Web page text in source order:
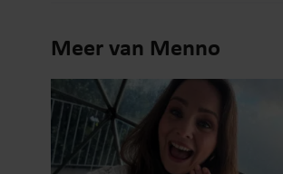
Meer van Menno